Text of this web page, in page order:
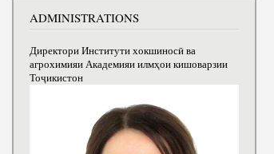
ADMINISTRATIONS
Директори Институти хокшиносӣ ва
агрохимияи Академияи илмҳои кишоварзии
Тоҷикистон